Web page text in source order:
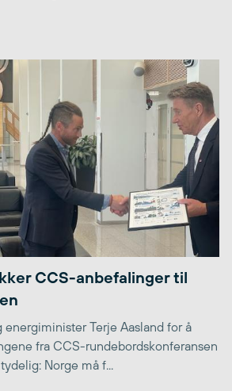
CCS-anbefalinger til
Terje Aasland for å
fra CCS-rundebordskonferansen
Norge må f...